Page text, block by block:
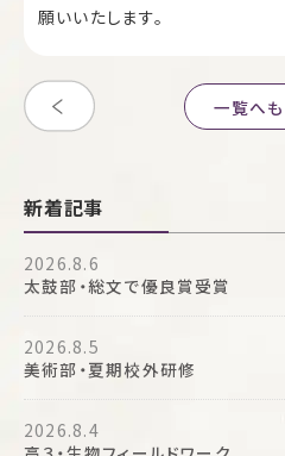
願いいたします。
一覧へ
新着記事
2026.8.6
太鼓部・総文で優良賞受賞
2026.8.5
美術部・夏期校外研修
2026.8.4